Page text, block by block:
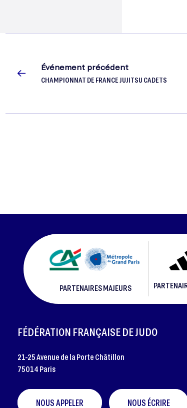
CESSON
(BRE)
Événement précédent
CHAMPIONNAT DE FRANCE JUJITSU CADETS
PARTENAIRES MAJEURS
FOOTER
FÉDÉRATION FRANÇAISE DE JUDO
21-25 Avenue de la Porte Châtillon
75014 Paris
NOUS APPELER NOUS ÉCRIRE